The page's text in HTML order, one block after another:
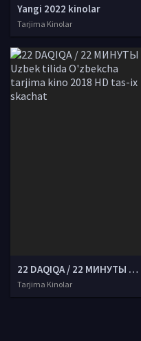
Yangi 2022 kinolar
Tarjima Kinolar
22 DAQIQA / 22 МИНУТЫ Uzbek tilida O'zbekcha tarjima kino 2018 HD tas-ix skachat
Tarjima Kinolar